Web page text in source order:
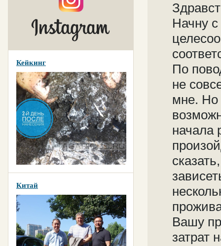
Кейкинг
Китай
Начну с
По
не
мне. Но
начала
Вашу
затрат